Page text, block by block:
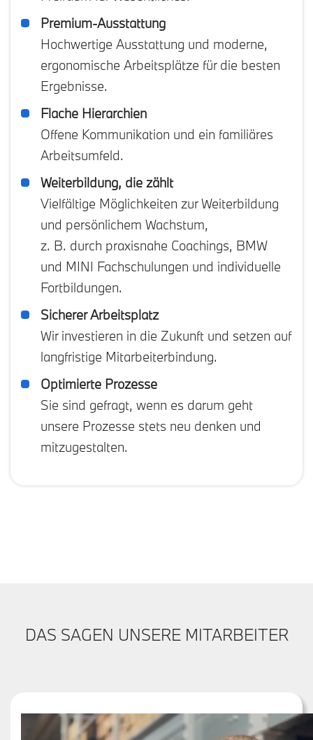
Premium-Ausstattung
Hochwertige Ausstattung und moderne,
ergonomische Arbeitsplätze für die besten
Ergebnisse.
Flache Hierarchien
Offene Kommunikation und ein familiäres
Arbeitsumfeld.
Weiterbildung, die zählt
Vielfältige Möglichkeiten zur Weiterbildung
und persönlichem Wachstum,
z. B. durch praxisnahe Coachings, BMW
und MINI Fachschulungen und individuelle
Fortbildungen.
Sicherer Arbeitsplatz
Wir investieren in die Zukunft und setzen auf
langfristige Mitarbeiterbindung.
Optimierte Prozesse
Sie sind gefragt, wenn es darum geht
unsere Prozesse stets neu denken und
mitzugestalten.
DAS SAGEN UNSERE MITARBEITER